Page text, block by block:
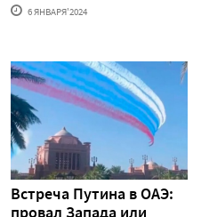
6 ЯНВАРЯ'2024
Встреча Путина в ОАЭ:
провал Запада или